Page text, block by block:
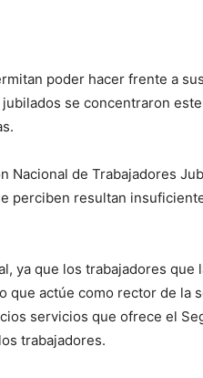
poder hacer frente a
se concentraron
Nacional de Trabajadores
perciben resultan
ya que los trabajadores que
actúe como rector de la
servicios que ofrece el
trabajadores.